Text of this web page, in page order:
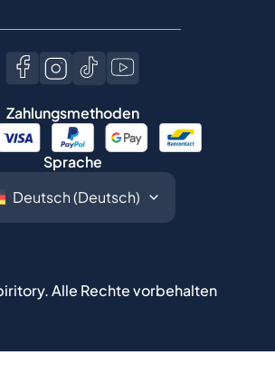
Zahlungsmethoden
Sprache
Alle Rechte vorbehalten